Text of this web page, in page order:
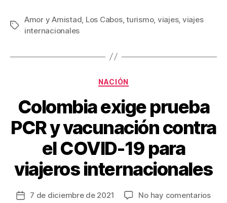
c
e
b
k
tt
er
ail er
st
m
ar
Etiquetas
Amor y Amistad, Los Cabos,turismo, viajes, viajes
internacionales
Categorías
NACIÓN
Colombia exige prueba
PCR y vacunación contra
el COVID-19 para
viajeros internacionales
Fecha7 de diciembre de 2021 No hay comentariosen